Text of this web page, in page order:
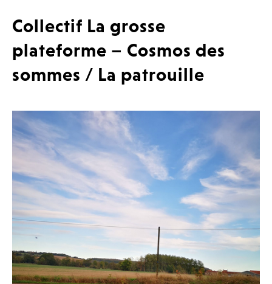
Collectif La grosse
plateforme – Cosmos des
sommes / La patrouille